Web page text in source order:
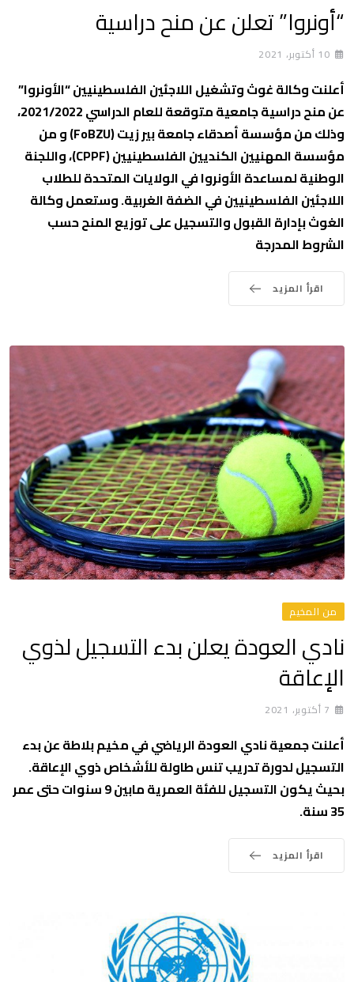
“أونروا” تعلن عن منح دراسية
10 أكتوبر، 2021
أعلنت وكالة غوث وتشغيل اللاجئين الفلسطينيين “الأونروا”
عن منح دراسية جامعية متوقعة للعام الدراسي 2021/2022،
وذلك من مؤسسة أصدقاء جامعة بير زيت (FoBZU) و من
مؤسسة المهنيين الكنديين الفلسطينيين (CPPF)، واللجنة
الوطنية لمساعدة الأونروا في الولايات المتحدة للطلاب
اللاجئين الفلسطينيين في الضفة الغربية. وستعمل وكالة
الغوث بإدارة القبول والتسجيل على توزيع المنح حسب
الشروط المدرجة
اقرأ المزيد
من المخيم
نادي العودة يعلن بدء التسجيل لذوي
الإعاقة
7 أكتوبر، 2021
أعلنت جمعية نادي العودة الرياضي في مخيم بلاطة عن بدء
التسجيل لدورة تدريب تنس طاولة للأشخاص ذوي الإعاقة.
بحيث يكون التسجيل للفئة العمرية مابين 9 سنوات حتى عمر
35 سنة.
اقرأ المزيد